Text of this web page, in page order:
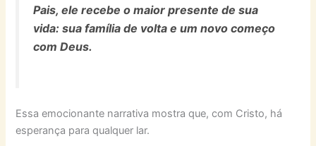
Pais, ele recebe o maior presente de sua
vida: sua família de volta e um novo começo
com Deus.
Essa emocionante narrativa mostra que, com Cristo, há
esperança para qualquer lar.